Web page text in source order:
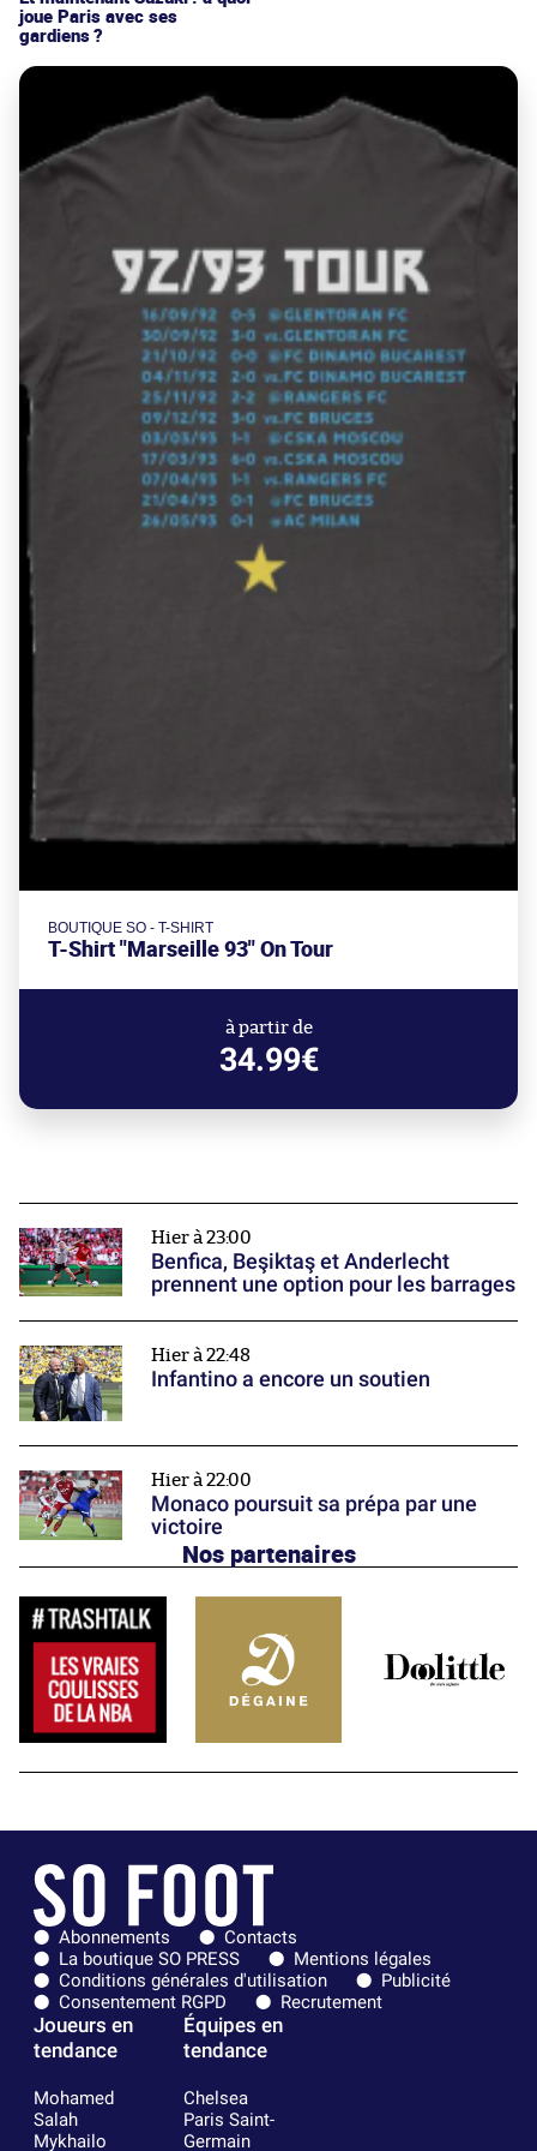
joue Paris avec ses
gardiens ?
BOUTIQUE SO - T-SHIRT
T-Shirt "Marseille 93" On Tour
à partir de
34.99€
Hier à 23:00
Benfica, Beşiktaş et Anderlecht
prennent une option pour les barrages
Hier à 22:48
Infantino a encore un soutien
Hier à 22:00
Monaco poursuit sa prépa par une
victoire
Nos partenaires
Abonnements
Contacts
La boutique SO PRESS
Mentions légales
Conditions générales d'utilisation
Publicité
Consentement RGPD
Recrutement
Joueurs en
tendance
Mohamed
Salah
Mykhailo
Équipes en
tendance
Chelsea
Paris Saint-
Germain